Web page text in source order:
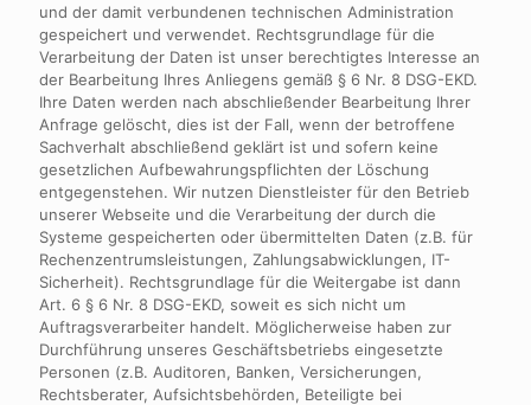
und der damit verbundenen technischen Administration
gespeichert und verwendet. Rechtsgrundlage für die
Verarbeitung der Daten ist unser berechtigtes Interesse an
der Bearbeitung Ihres Anliegens gemäß § 6 Nr. 8 DSG-EKD.
Ihre Daten werden nach abschließender Bearbeitung Ihrer
Anfrage gelöscht, dies ist der Fall, wenn der betroffene
Sachverhalt abschließend geklärt ist und sofern keine
gesetzlichen Aufbewahrungspflichten der Löschung
entgegenstehen. Wir nutzen Dienstleister für den Betrieb
unserer Webseite und die Verarbeitung der durch die
Systeme gespeicherten oder übermittelten Daten (z.B. für
Rechenzentrumsleistungen, Zahlungsabwicklungen, IT-
Sicherheit). Rechtsgrundlage für die Weitergabe ist dann
Art. 6 § 6 Nr. 8 DSG-EKD, soweit es sich nicht um
Auftragsverarbeiter handelt. Möglicherweise haben zur
Durchführung unseres Geschäftsbetriebs eingesetzte
Personen (z.B. Auditoren, Banken, Versicherungen,
Rechtsberater, Aufsichtsbehörden, Beteiligte bei